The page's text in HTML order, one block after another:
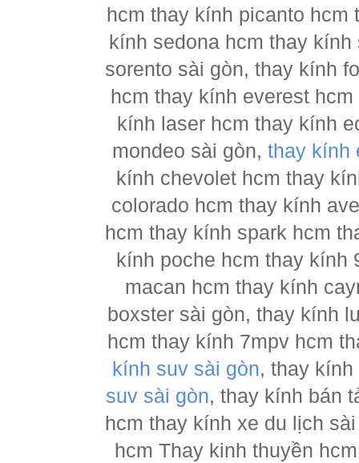
hcm thay kính picanto
kính sedona hcm thay
sorento sài gòn, thay kính
hcm thay kính everest
kính laser hcm thay kính
mondeo sài gòn, thay kính
kính chevolet hcm thay
colorado hcm thay kính
hcm thay kính spark hcm
kính poche hcm thay kính
macan hcm thay kính
boxster sài gòn, thay kính
hcm thay kính 7mpv hcm
kính suv sài gòn, thay
suv sài gòn, thay kính bán
hcm thay kính xe du lịch
hcm Thay kinh thuyền